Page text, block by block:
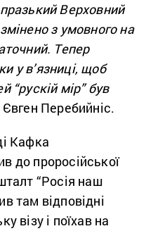
Верховний
з умовного на
Тепер
у в’язниці, щоб
“рускій мір” був
Перебийніс.
Кафка
до проросійської
“Росія наш
там відповідні
візу і поїхав на